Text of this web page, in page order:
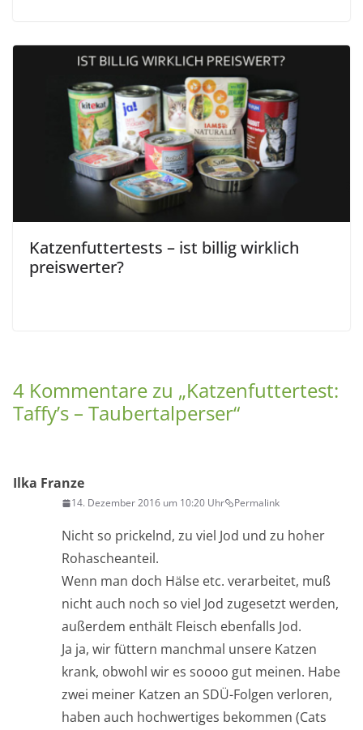
Katzenfuttertests – ist billig wirklich
preiswerter?
4 Kommentare zu „Katzenfuttertest:
Taffy’s – Taubertalperser“
Ilka Franze
14. Dezember 2016 um 10:20 Uhr Permalink
Nicht so prickelnd, zu viel Jod und zu hoher
Rohascheanteil.
Wenn man doch Hälse etc. verarbeitet, muß
nicht auch noch so viel Jod zugesetzt werden,
außerdem enthält Fleisch ebenfalls Jod.
Ja ja, wir füttern manchmal unsere Katzen
krank, obwohl wir es soooo gut meinen. Habe
zwei meiner Katzen an SDÜ-Folgen verloren,
haben auch hochwertiges bekommen (Cats